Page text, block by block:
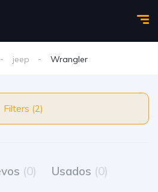
jeep Wrangler
Filters (2)
(0) Usados (0)